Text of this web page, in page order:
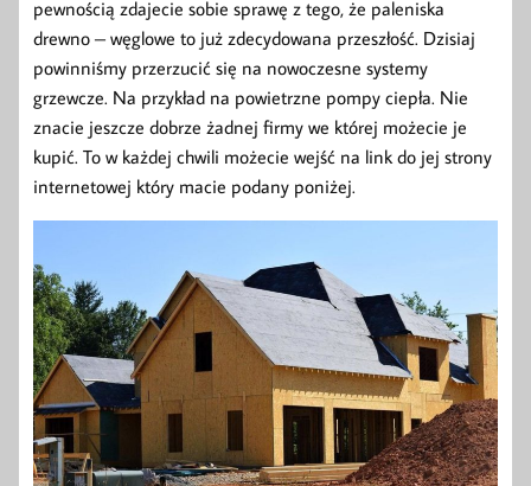
pewnością zdajecie sobie sprawę z tego, że paleniska
drewno – węglowe to już zdecydowana przeszłość. Dzisiaj
powinniśmy przerzucić się na nowoczesne systemy
grzewcze. Na przykład na powietrzne pompy ciepła. Nie
znacie jeszcze dobrze żadnej firmy we której możecie je
kupić. To w każdej chwili możecie wejść na link do jej strony
internetowej który macie podany poniżej.